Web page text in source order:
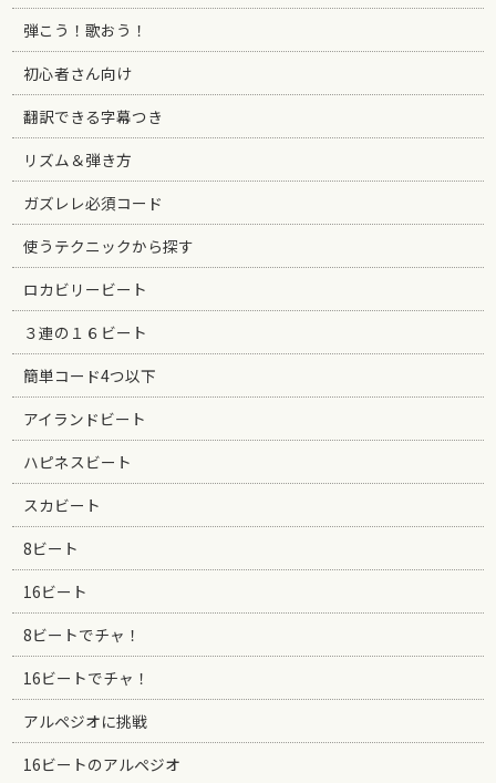
弾こう！歌おう！
初心者さん向け
翻訳できる字幕つき
リズム＆弾き方
ガズレレ必須コード
使うテクニックから探す
ロカビリービート
３連の１６ビート
簡単コード4つ以下
アイランドビート
ハピネスビート
スカビート
8ビート
16ビート
8ビートでチャ！
16ビートでチャ！
アルペジオに挑戦
16ビートのアルペジオ